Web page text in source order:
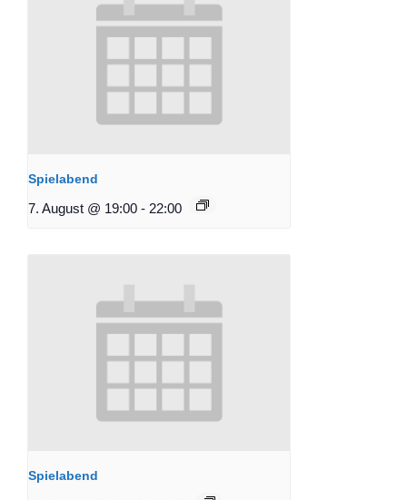
Spielabend
7. August @ 19:00 - 22:00
Spielabend